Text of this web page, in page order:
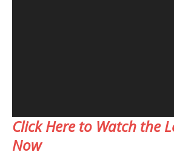
Click Here to Watch the
Now